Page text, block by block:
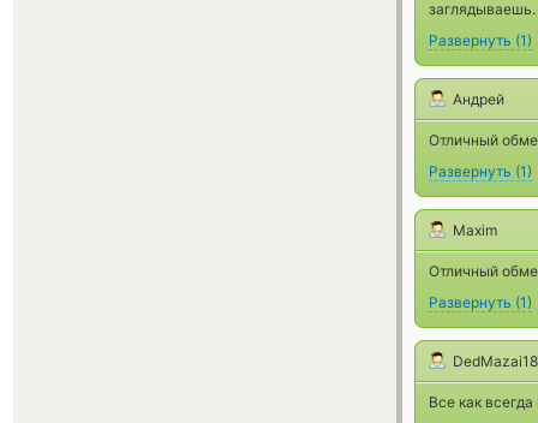
заглядываешь.
Развернуть (1)
Андрей
Отличный
Развернуть (1)
Maxim
Отличный
Развернуть (1)
Все как